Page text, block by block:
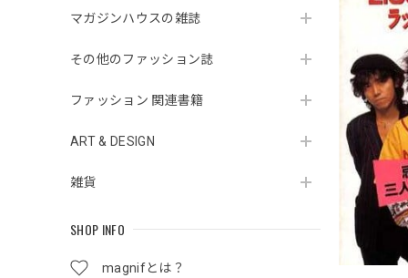
マガジンハウスの雑誌
その他のファッション誌
ファッション 関連書籍
ART & DESIGN
雑貨
SHOP INFO
magnifとは？